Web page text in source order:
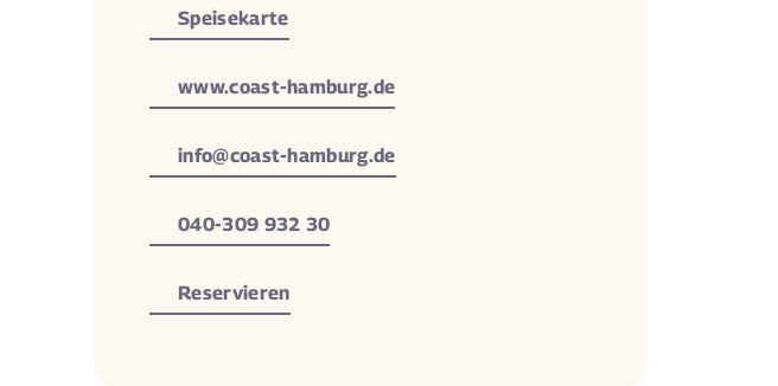
Speisekarte
www.coast-hamburg.de
info@coast-hamburg.de
040-309 932 30
Reservieren